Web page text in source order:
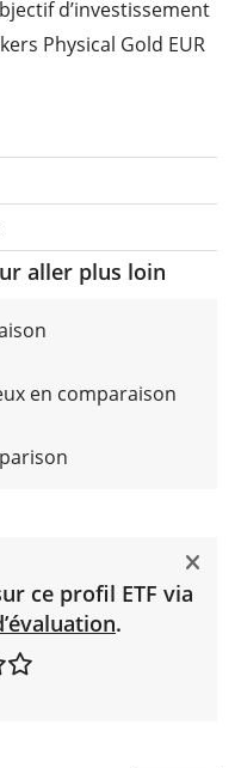
d’investissement
Physical Gold EUR
aller plus loin
en comparaison
ce profil ETF via
.